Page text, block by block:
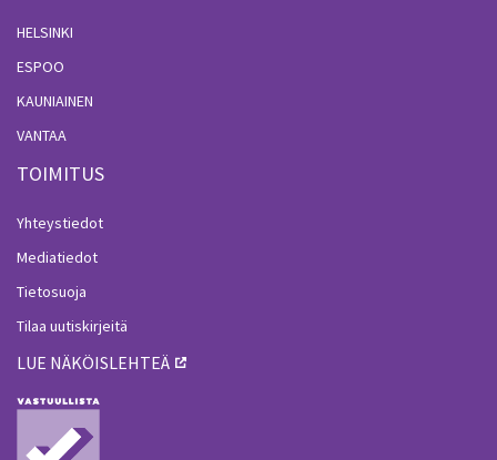
HELSINKI
ESPOO
KAUNIAINEN
VANTAA
TOIMITUS
Yhteystiedot
Mediatiedot
Tietosuoja
Tilaa uutiskirjeitä
LUE NÄKÖISLEHTEÄ